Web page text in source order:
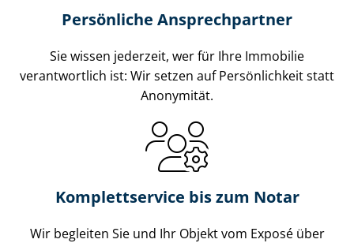
Persönliche Ansprechpartner
Sie wissen jederzeit, wer für Ihre Immobilie
verantwortlich ist: Wir setzen auf Persönlichkeit statt
Anonymität.
Komplettservice bis zum Notar
Wir begleiten Sie und Ihr Objekt vom Exposé über